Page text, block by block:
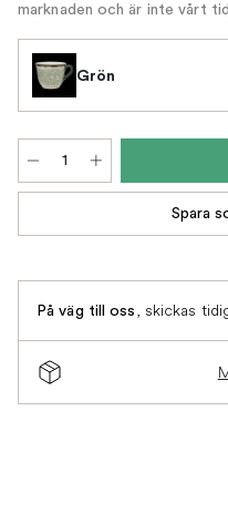
marknaden och är inte vårt
Grön
Spara
På väg till oss , skickas